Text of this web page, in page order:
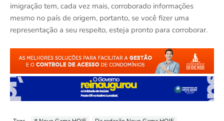
imigração tem, cada vez mais, corroborado informações
mesmo no país de origem, portanto, se você fizer uma
representação a seu respeito, esteja pronto para corroborar.